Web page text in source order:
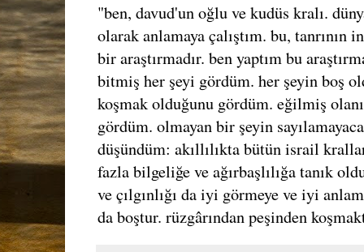
"ben, davud'un oğlu ve kudüs kralı.
olarak anlamaya çalıştım. bu, tanrının
bir araştırmadır. ben yaptım bu
bitmiş her şeyi gördüm. her şeyin boş
koşmak olduğunu gördüm. eğilmiş
gördüm. olmayan bir şeyin
düşündüm: akıllılıkta bütün israil
fazla bilgeliğe ve ağırbaşlılığa tanık
ve çılgınlığı da iyi görmeye ve iyi
da boştur. rüzgârından peşinden